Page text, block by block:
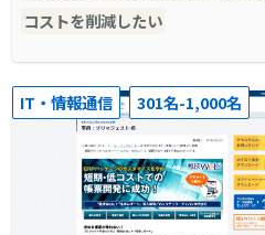
コストを削減したい
IT・情報通信 301名-1,000名